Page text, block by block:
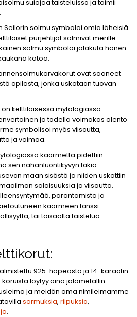
suiojaa taisteluissa ja toimii
Seilorin solmu symboloi omia läheisiä
purjehtijat solmivat merille
solmu symboloi jotakuta hänen
kotoa.
ovat saaneet
apilasta, jonka uskotaan tuovan
kelttiläisessä mytologiassa
ja todella voimakas olento
symbolisoi myös viisautta,
ja voimaa.
käärmettä pidettiin
sen nahanluontikyvyn takia.
maan sisästä ja niiden uskottiin
salaisuuksia ja viisautta.
parantamista ja
käärmeen tanssi
tai toisaalta taistelua.
925-hopeasta ja 14-karaatin
löytyy aina jalometallin
ja meidän oma nimileimamme
sormuksia, riipuksia,
.